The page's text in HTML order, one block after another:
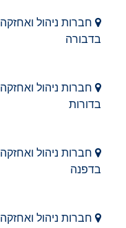
חברות ניהול ואחזקה
בדבורה
חברות ניהול ואחזקה
בדורות
חברות ניהול ואחזקה
בדפנה
חברות ניהול ואחזקה